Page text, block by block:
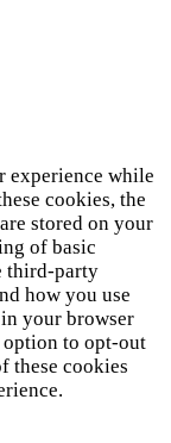
experience while
cookies, the
stored on your
of basic
third-party
how you use
your browser
option to opt-out
these cookies